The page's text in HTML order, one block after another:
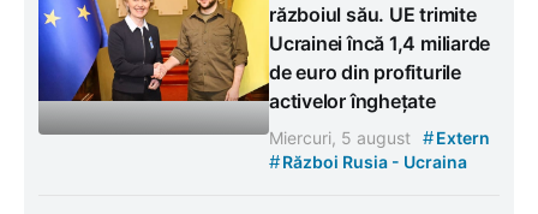
războiul său. UE trimite
Ucrainei încă 1,4 miliarde
de euro din profiturile
activelor înghețate
Miercuri, 5 august #Extern
#Război Rusia - Ucraina